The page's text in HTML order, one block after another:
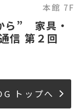
本館 7F
ら” 家具・
信 第２回
トップへ